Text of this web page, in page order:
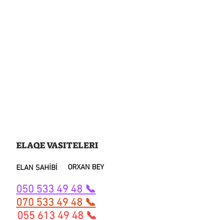
ELAQE VASITELERI
ELAN SAHİBİ ORXAN BEY
050 533 49 48 📞
070 533 49 48 📞
055 613 49 48 📞